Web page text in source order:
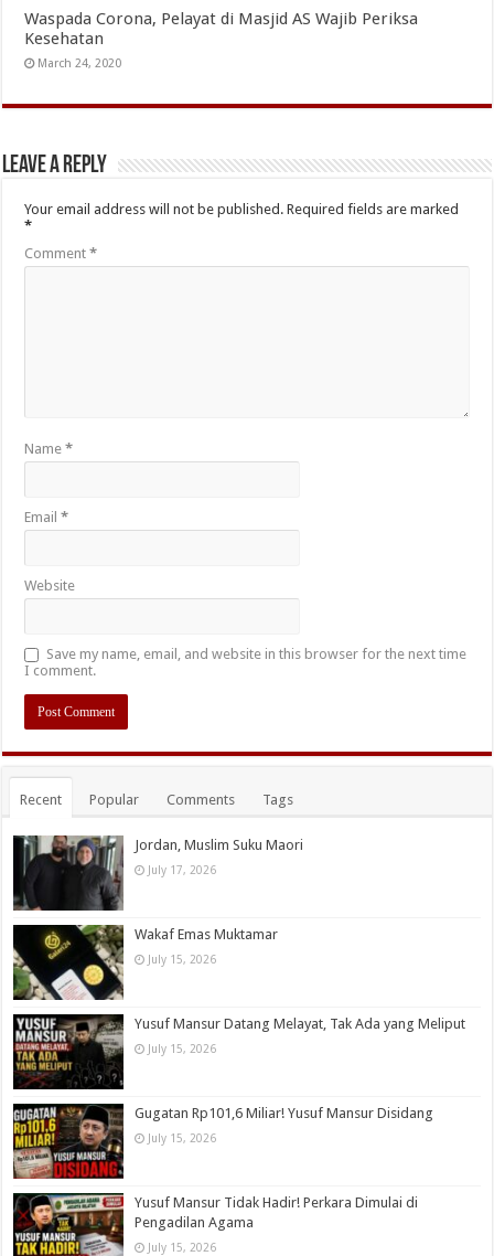
Waspada Corona, Pelayat di Masjid AS Wajib Periksa
Kesehatan
March 24, 2020
Leave a Reply
Your email address will not be published. Required fields are marked
*
Comment*
Name*
Email*
Website
Save my name, email, and website in this browser for the next time
I comment.
Recent Popular Comments Tags
Jordan, Muslim Suku Maori
July 17, 2026
Wakaf Emas Muktamar
July 15, 2026
Yusuf Mansur Datang Melayat, Tak Ada yang Meliput
July 15, 2026
Gugatan Rp101,6 Miliar! Yusuf Mansur Disidang
July 15, 2026
Yusuf Mansur Tidak Hadir! Perkara Dimulai di
Pengadilan Agama
July 15, 2026